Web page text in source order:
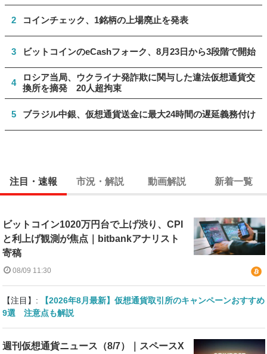
2 コインチェック、1銘柄の上場廃止を発表
3 ビットコインのeCashフォーク、8月23日から3段階で開始
4
ロシア当局、ウクライナ発詐欺に関与した違法仮想通貨交
換所を摘発 20人超拘束
5 ブラジル中銀、仮想通貨送金に最大24時間の遅延義務付け
注目・速報 市況・解説 動画解説 新着一覧
ビットコイン1020万円台で上げ渋り、CPI
と利上げ観測が焦点｜bitbankアナリスト
寄稿
08/09 11:30
【注目】:
【2026年8月最新】仮想通貨取引所のキャンペーンおすすめ
9選 注意点も解説
週刊仮想通貨ニュース（8/7）｜スペースX